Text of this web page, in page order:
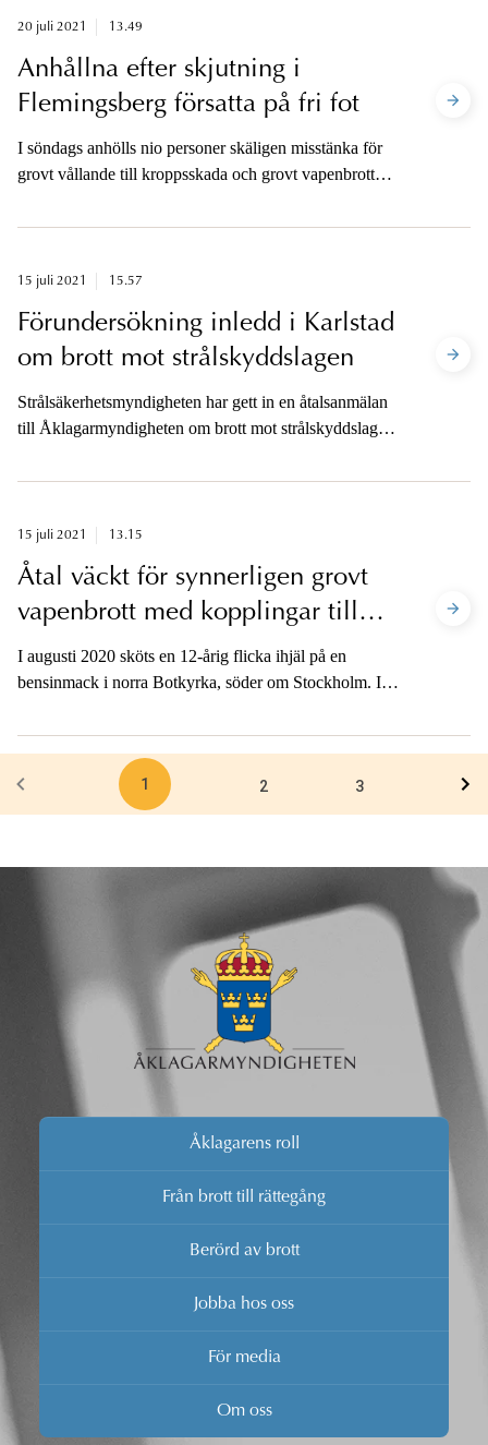
20 juli 2021 13.49
Anhållna efter skjutning i
Flemingsberg försatta på fri fot
I söndags anhölls nio personer skäligen misstänka för
grovt vållande till kroppsskada och grovt vapenbrott
tisdagen försatts på fri fot av åklagare, även om
tillgänglig för media.
15 juli 2021 15.57
Förundersökning inledd i Karlstad
om brott mot strålskyddslagen
Strålsäkerhetsmyndigheten har gett in en åtalsanmälan
till Åklagarmyndigheten om brott mot strålskyddslagen.
strålskyddslagen samt framkallande av fara för annan
böter eller fängelse upp till två år.
15 juli 2021 13.15
Åtal väckt för synnerligen grovt
vapenbrott med kopplingar till
mord i Botkyrka
I augusti 2020 sköts en 12-årig flicka ihjäl på en
bensinmack i norra Botkyrka, söder om Stockholm. I
synnerligen grovt vapenbrott.
1 2 3
Åklagarens roll
Från brott till rättegång
Berörd av brott
Jobba hos oss
För media
Om oss